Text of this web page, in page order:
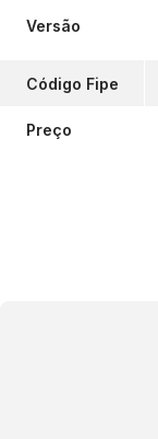
Versão
Código Fipe
Preço